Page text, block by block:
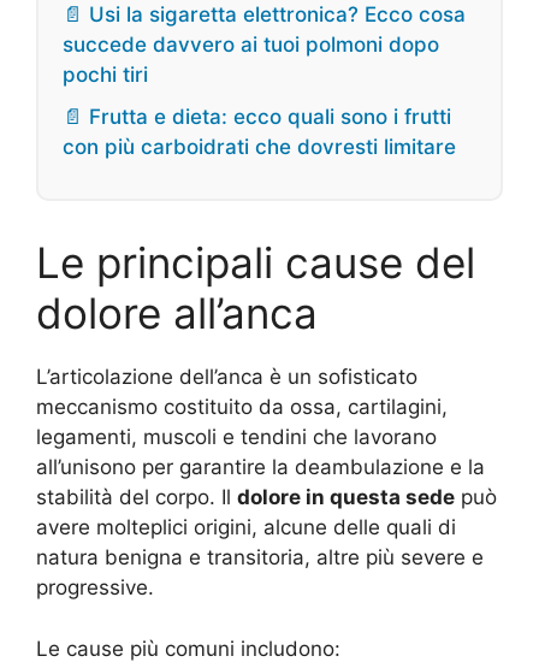
📄 Usi la sigaretta elettronica? Ecco cosa
succede davvero ai tuoi polmoni dopo
pochi tiri
📄 Frutta e dieta: ecco quali sono i frutti
con più carboidrati che dovresti limitare
Le principali cause del
dolore all’anca
L’articolazione dell’anca è un sofisticato
meccanismo costituito da ossa, cartilagini,
legamenti, muscoli e tendini che lavorano
all’unisono per garantire la deambulazione e la
stabilità del corpo. Il dolore in questa sede può
avere molteplici origini, alcune delle quali di
natura benigna e transitoria, altre più severe e
progressive.
Le cause più comuni includono: